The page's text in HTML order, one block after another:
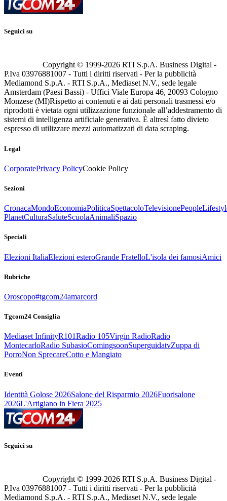
Seguici su
Copyright © 1999-2026 RTI S.p.A. Business Digital -
P.Iva 03976881007 - Tutti i diritti riservati - Per la pubblicità
Mediamond S.p.A. - RTI S.p.A., Mediaset N.V., sede legale
Amsterdam (Paesi Bassi) - Uffici Viale Europa 46, 20093 Cologno
Monzese (MI)Rispetto ai contenuti e ai dati personali trasmessi e/o
riprodotti è vietata ogni utilizzazione funzionale all’addestramento di
sistemi di intelligenza artificiale generativa. È altresì fatto divieto
espresso di utilizzare mezzi automatizzati di data scraping.
Legal
CorporatePrivacy PolicyCookie Policy
Sezioni
CronacaMondoEconomiaPoliticaSpettacoloTelevisionePeople
PlanetCulturaSaluteScuolaAnimaliSpazio
Speciali
Elezioni ItaliaElezioni esteroGrande FratelloL'isola dei famosiAmici
Rubriche
Oroscopo#tgcom24amarcord
Tgcom24 Consiglia
Mediaset InfinityR101Radio 105Virgin RadioRadio
MontecarloRadio SubasioComingsoonSuperguidatvZuppa di
PorroNon SprecareCotto e Mangiato
Eventi
Identità Golose 2026Salone del Risparmio 2026Fuorisalone
2026L'Artigiano in Fiera 2025
Seguici su
Copyright © 1999-2026 RTI S.p.A. Business Digital -
P.Iva 03976881007 - Tutti i diritti riservati - Per la pubblicità
Mediamond S.p.A. - RTI S.p.A., Mediaset N.V., sede legale